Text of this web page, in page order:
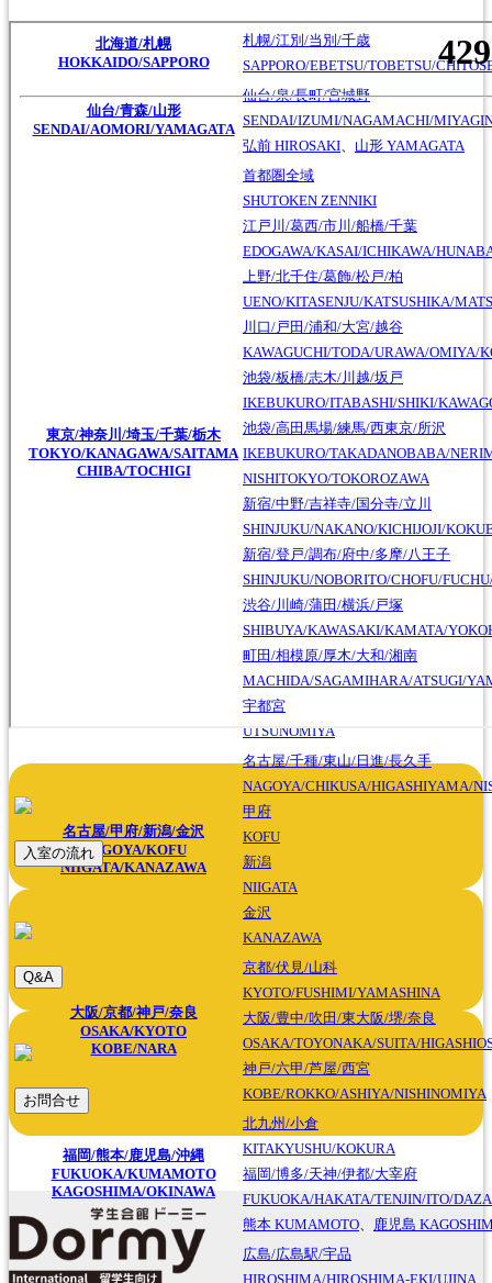
北海道/札幌
HOKKAIDO/SAPPORO
札幌/江別/当別/千歳
SAPPORO/EBETSU/TOBETSU/
仙台/青森/山形
SENDAI/AOMORI/YAMAGATA
仙台/泉/長町/宮城野
SENDAI/IZUMI/NAGAMACHI/
弘前 HIROSAKI、 山形 YAMAGATA
東京/神奈川/埼玉/千葉/栃木
TOKYO/KANAGAWA/SAITAMA
CHIBA/TOCHIGI
首都圏全域
SHUTOKEN ZENNIKI
江戸川/葛西/市川/船橋/千葉
EDOGAWA/KASAI/ICHIKAWA/
上野/北千住/葛飾/松戸/柏
UENO/KITASENJU/KATSUSHIKA/
川口/戸田/浦和/大宮/越谷
KAWAGUCHI/TODA/URAWA/OMIYA/
池袋/板橋/志木/川越/坂戸
IKEBUKURO/ITABASHI/SHIKI/
池袋/高田馬場/練馬/西東京/所沢
IKEBUKURO/TAKADANOBABA/
NISHITOKYO/TOKOROZAWA
新宿/中野/吉祥寺/国分寺/立川
SHINJUKU/NAKANO/KICHIJOJI/
新宿/登戸/調布/府中/多摩/八王子
SHINJUKU/NOBORITO/CHOFU/
渋谷/川崎/蒲田/横浜/戸塚
SHIBUYA/KAWASAKI/KAMATA/
町田/相模原/厚木/大和/湘南
MACHIDA/SAGAMIHARA/ATSUGI/
宇都宮
UTSUNOMIYA
名古屋/甲府/新潟/金沢
NAGOYA/KOFU
NIIGATA/KANAZAWA
名古屋/千種/東山/日進/長久手
NAGOYA/CHIKUSA/HIGASHIYAMA/
甲府
KOFU
新潟
NIIGATA
金沢
KANAZAWA
大阪/京都/神戸/奈良
OSAKA/KYOTO
KOBE/NARA
京都/伏見/山科
KYOTO/FUSHIMI/YAMASHINA
大阪/豊中/吹田/東大阪/堺/奈良
OSAKA/TOYONAKA/SUITA/
神戸/六甲/芦屋/西宮
KOBE/ROKKO/ASHIYA/NISHINOMIYA
福岡/熊本/鹿児島/沖縄
FUKUOKA/KUMAMOTO
KAGOSHIMA/OKINAWA
北九州/小倉
KITAKYUSHU/KOKURA
福岡/博多/天神/伊都/大宰府
FUKUOKA/HAKATA/TENJIN/ITO/
熊本 KUMAMOTO、 鹿児島
広島/広島駅/宇品
HIROSHIMA/HIROSHIMA-EKI/UJINA
入室の流れ
Q&A
お問合せ